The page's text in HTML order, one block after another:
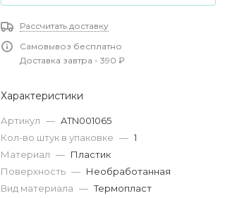
Рассчитать доставку
Самовывоз бесплатно
Доставка завтра - 390 ₽
Характеристики
Артикул — ATN001065
Кол-во штук в упаковке — 1
Материал — Пластик
Поверхность — Необработанная
Вид материала — Термопласт